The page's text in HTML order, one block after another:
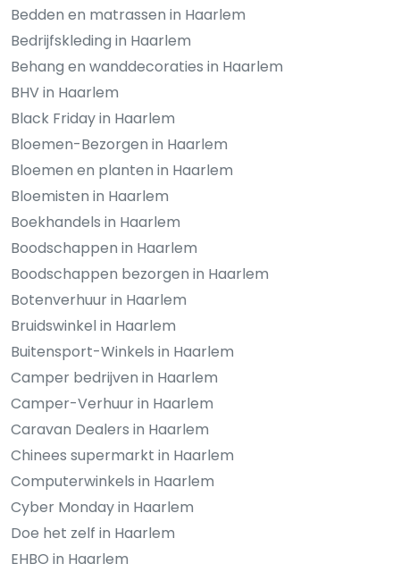
Bedden en matrassen in Haarlem
Bedrijfskleding in Haarlem
Behang en wanddecoraties in Haarlem
BHV in Haarlem
Black Friday in Haarlem
Bloemen-Bezorgen in Haarlem
Bloemen en planten in Haarlem
Bloemisten in Haarlem
Boekhandels in Haarlem
Boodschappen in Haarlem
Boodschappen bezorgen in Haarlem
Botenverhuur in Haarlem
Bruidswinkel in Haarlem
Buitensport-Winkels in Haarlem
Camper bedrijven in Haarlem
Camper-Verhuur in Haarlem
Caravan Dealers in Haarlem
Chinees supermarkt in Haarlem
Computerwinkels in Haarlem
Cyber Monday in Haarlem
Doe het zelf in Haarlem
EHBO in Haarlem